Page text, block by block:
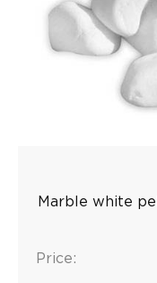
Marble white
Price: